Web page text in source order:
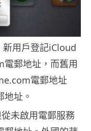
用戶登記iCloud
郵地址，而舊用
電郵地址
址。
未啟用電郵服務